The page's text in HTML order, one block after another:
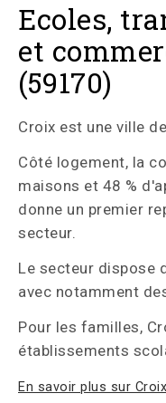
Ecoles,
et
(59170)
Croix est une ville
Côté logement, la
maisons et 48 %
donne un premier
secteur.
Le secteur dispose
avec notamment
Pour les familles,
établissements
En savoir plus sur Croix